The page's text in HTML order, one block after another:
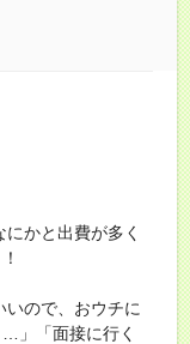
かと出費が多く
ので、おウチに
」「面接に行く